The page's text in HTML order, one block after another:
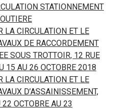
STATIONNEMENT
LA CIRCULATION ET LE
DE RACCORDEMENT
SOUS TROTTOIR, 12 RUE
15 AU 26 OCTOBRE 2018
LA CIRCULATION ET LE
D’ASSAINISSEMENT,
OCTOBRE AU 23